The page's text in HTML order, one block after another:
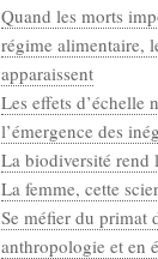
Quand les morts
régime alimentaire,
apparaissent
Les effets d’échelle
l’émergence des
La biodiversité rend
La femme, cette
Se méfier du primat
anthropologie et en
Categories
Défaut